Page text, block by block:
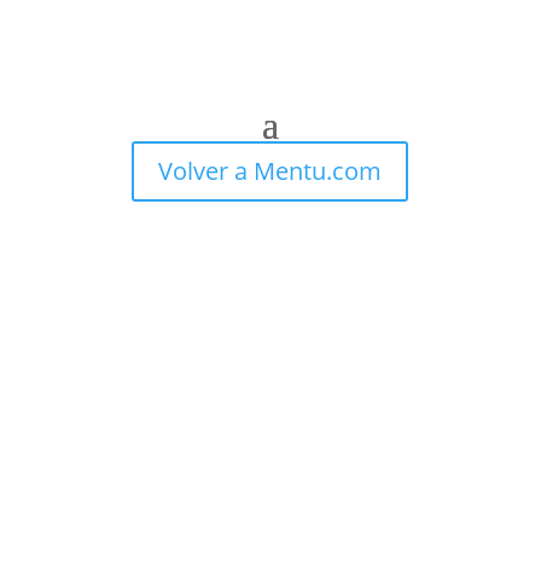
Volver a Mentu.com